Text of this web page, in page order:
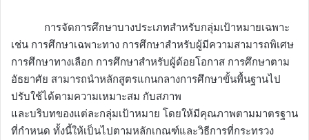
การจัดการศึกษาบางประเภทสำหรับกลุ่มเป้าหมายเฉพาะ
เช่น การศึกษาเฉพาะทาง การศึกษาสำหรับผู้มีความสามารถพิเศษ
การศึกษาทางเลือก การศึกษาสำหรับผู้ด้อยโอกาส การศึกษาตาม
อัธยาศัย สามารถนำหลักสูตรแกนกลางการศึกษาขั้นพื้นฐานไป
ปรับใช้ได้ตามความเหมาะสม กับสภาพ
และบริบทของแต่ละกลุ่มเป้าหมาย โดยให้มีคุณภาพตามมาตรฐาน
ที่กำหนด ทั้งนี้ให้เป็นไปตามหลักเกณฑ์และวิธีการที่กระทรวง